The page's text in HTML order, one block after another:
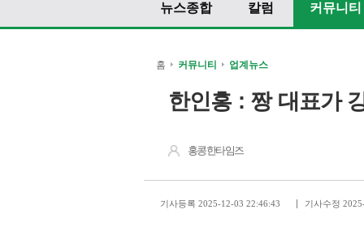
뉴스종합 칼럼 커뮤니티
홈 커뮤니티 업계뉴스
한인홍 : 짱 대표가
홍콩한타임즈
기사등록 2025-12-03 22:46:43 기사수정